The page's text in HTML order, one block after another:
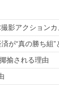
影アクションカ
が“真の勝ち組”
揄される理由